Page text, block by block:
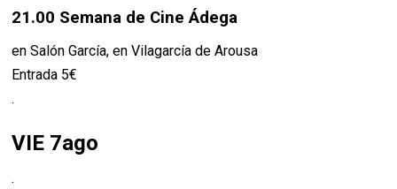
21.00 Semana de Cine Ádega
en Salón García, en Vilagarcía de Arousa
Entrada 5€
.
VIE 7ago
.